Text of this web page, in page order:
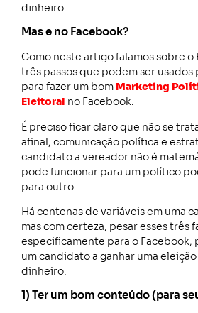
dinheiro.
Mas e no Facebook?
Como neste artigo falamos sobre o
três passos que podem ser
para fazer um bom Marketing
Eleitoral no Facebook.
É preciso ficar claro que não se
afinal, comunicação política e
candidato a vereador não é
pode funcionar para um político
para outro.
Há centenas de variáveis em uma
mas com certeza, pesar esses três
especificamente para o Facebook,
um candidato a ganhar uma
dinheiro.
1) Ter um bom conteúdo (para